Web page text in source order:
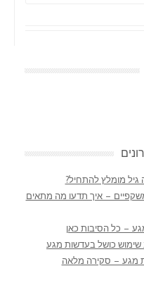
גיל מומלץ להתחיל?
– איך תדעו מה מתאים
– כל הסיבות כאן
שימוש כושל בעדשות מגע
מגע – סקירה מלאה